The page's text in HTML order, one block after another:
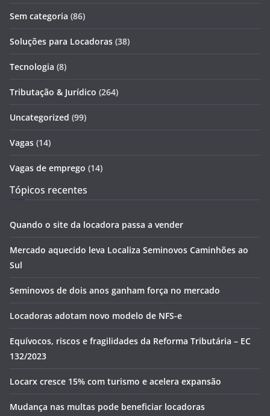
Sem categoria (86)
Soluções para Locadoras (38)
Tecnologia (8)
Tributação & Jurídico (264)
Uncategorized (99)
Vagas (14)
Vagas de emprego (14)
Tópicos recentes
Quando o site da locadora passa a vender
Mercado aquecido leva Localiza Seminovos Caminhões ao
Sul
Seminovos de dois anos ganham força no mercado
Locadoras adotam novo modelo de NFS-e
Equívocos, riscos e fragilidades da Reforma Tributária – EC
132/2023
Locarx cresce 15% com turismo e acelera expansão
Mudança nas multas pode beneficiar locadoras